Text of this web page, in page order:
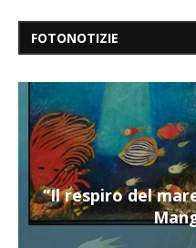
FOTONOTIZIE
“Il respiro del